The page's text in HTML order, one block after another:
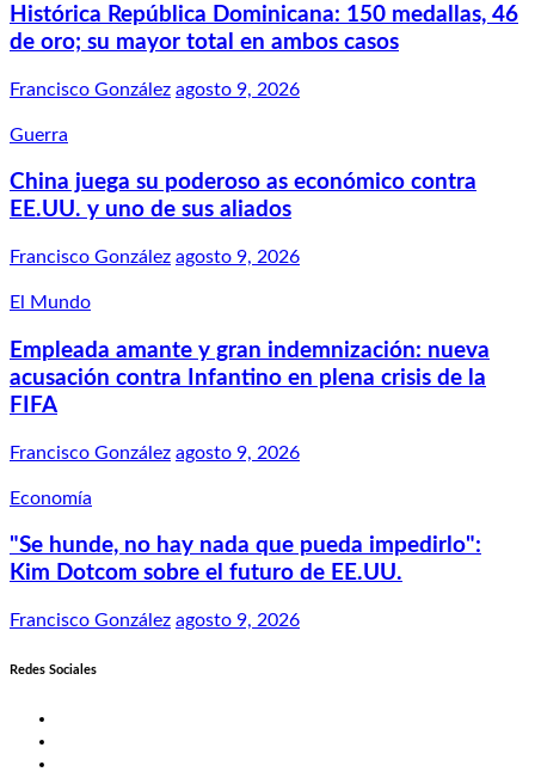
Histórica República Dominicana: 150 medallas, 46
de oro; su mayor total en ambos casos
Francisco González agosto 9, 2026
Guerra
China juega su poderoso as económico contra
EE.UU. y uno de sus aliados
Francisco González agosto 9, 2026
El Mundo
Empleada amante y gran indemnización: nueva
acusación contra Infantino en plena crisis de la
FIFA
Francisco González agosto 9, 2026
Economía
"Se hunde, no hay nada que pueda impedirlo":
Kim Dotcom sobre el futuro de EE.UU.
Francisco González agosto 9, 2026
Redes Sociales